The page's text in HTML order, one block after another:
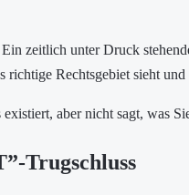
zeitlich unter Druck
Rechtsgebiet sieht und
aber nicht sagt, was
Trugschluss